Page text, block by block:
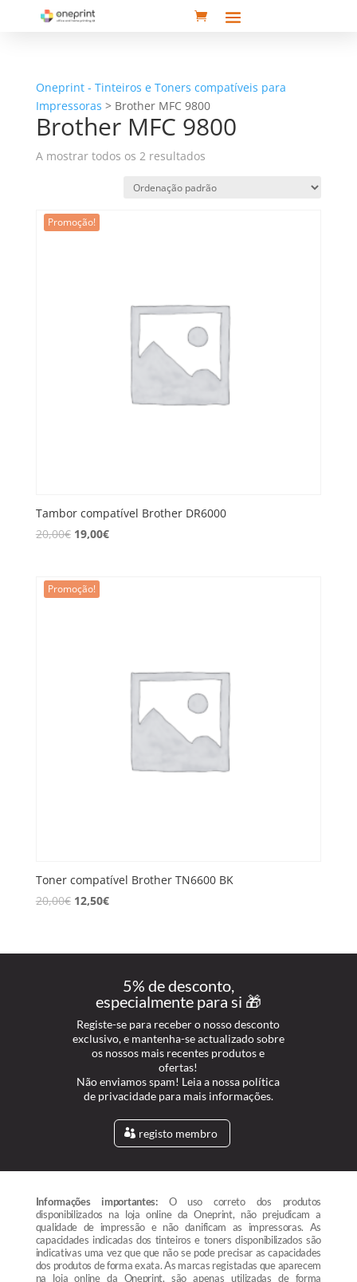
Oneprint - Tinteiros e Toners compatíveis para
Impressoras > Brother MFC 9800
Brother MFC 9800
A mostrar todos os 2 resultados
Promoção!
Tambor compatível Brother DR6000
20,00€ 19,00€
Promoção!
Toner compatível Brother TN6600 BK
20,00€ 12,50€
5% de desconto,
especialmente para si 🎁
Registe-se para receber o nosso desconto
exclusivo, e mantenha-se actualizado sobre
os nossos mais recentes produtos e
ofertas!
Não enviamos spam! Leia a nossa política
de privacidade para mais informações.
registo membro
Informações importantes: O uso correto dos produtos
disponibilizados na loja online da Oneprint, não prejudicam a
qualidade de impressão e não danificam as impressoras. As
capacidades indicadas dos tinteiros e toners disponibilizados são
indicativas uma vez que que não se pode precisar as capacidades
dos produtos de forma exata. As marcas registadas que aparecem
na loja online da Oneprint, são apenas utilizadas de forma